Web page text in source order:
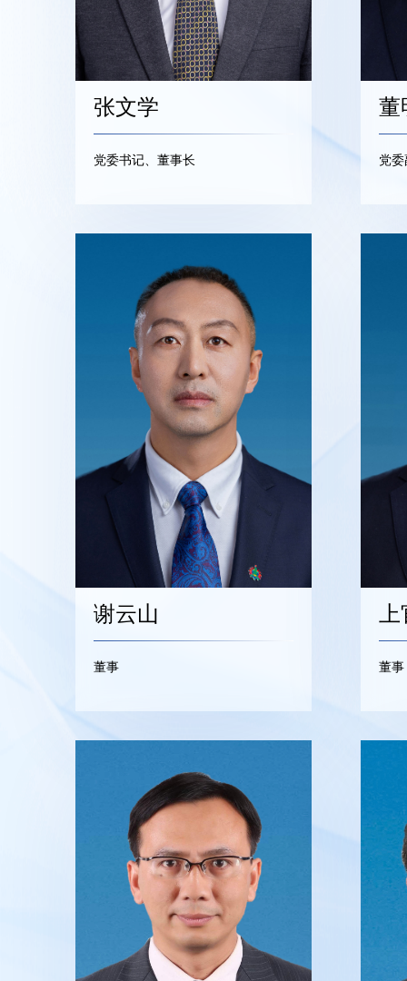
张文学
党委书记、董事长
董
党
谢云山
董事 董事